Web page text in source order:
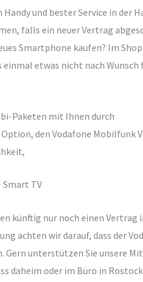
und bester Service in der
falls ein neuer Vertrag
Smartphone kaufen? Im
einmal etwas nicht nach
Paketen mit Ihnen durch
den Vodafone
TV
künftig nur noch einen
achten wir darauf, dass der
unterstützen Sie unsere
daheim oder im Büro in